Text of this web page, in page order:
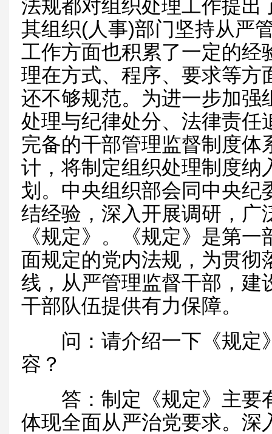
法规都对组织处理工作提出
其组织(人事)部门坚持从严
工作方面也积累了一定的经
理在方式、程序、要求等方
还不够规范。为进一步加强
处理与纪律处分、法律责任
完备的干部管理监督制度体
计，将制定组织处理制度纳
划。中央组织部会同中央纪
结经验，深入开展调研，广
《规定》。《规定》是第
面规定的党内法规，为贯彻
线，从严管理监督干部，建
干部队伍提供有力保障。
问：请介绍一下《规定
容？
答：制定《规定》主要
体现全面从严治党要求。深